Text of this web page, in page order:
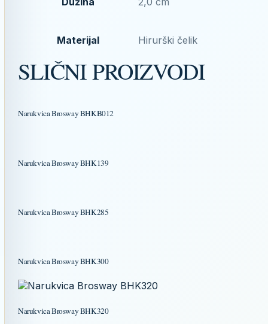
Materijal Hirurški čelik
SLIČNI PROIZVODI
Narukvica Brosway BHKB012
Narukvica Brosway BHK139
Narukvica Brosway BHK285
Narukvica Brosway BHK300
Narukvica Brosway BHK320